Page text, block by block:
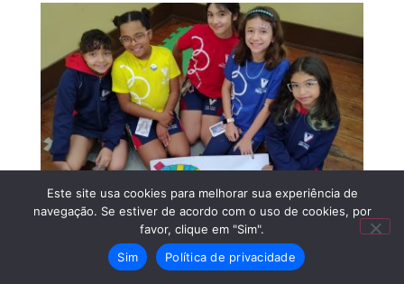
Este site usa cookies para melhorar sua experiência de
navegação. Se estiver de acordo com o uso de cookies, por
favor, clique em "Sim".
Sim
Política de privacidade